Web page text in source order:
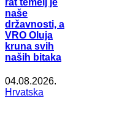
naše
državnosti, a
VRO Oluja
kruna svih
naših bitaka
04.08.2026.
Hrvatska